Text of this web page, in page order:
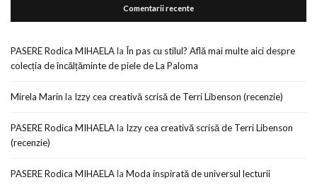
Comentarii recente
PASERE Rodica MIHAELAla În pas cu stilul? Află mai multe aici despre
colecția de încălțăminte de piele de La Paloma
Mirela Marin la Izzy cea creativă scrisă de Terri Libenson (recenzie)
PASERE Rodica MIHAELAla Izzy cea creativă scrisă de Terri Libenson
(recenzie)
PASERE Rodica MIHAELAla Moda inspirată de universul lecturii